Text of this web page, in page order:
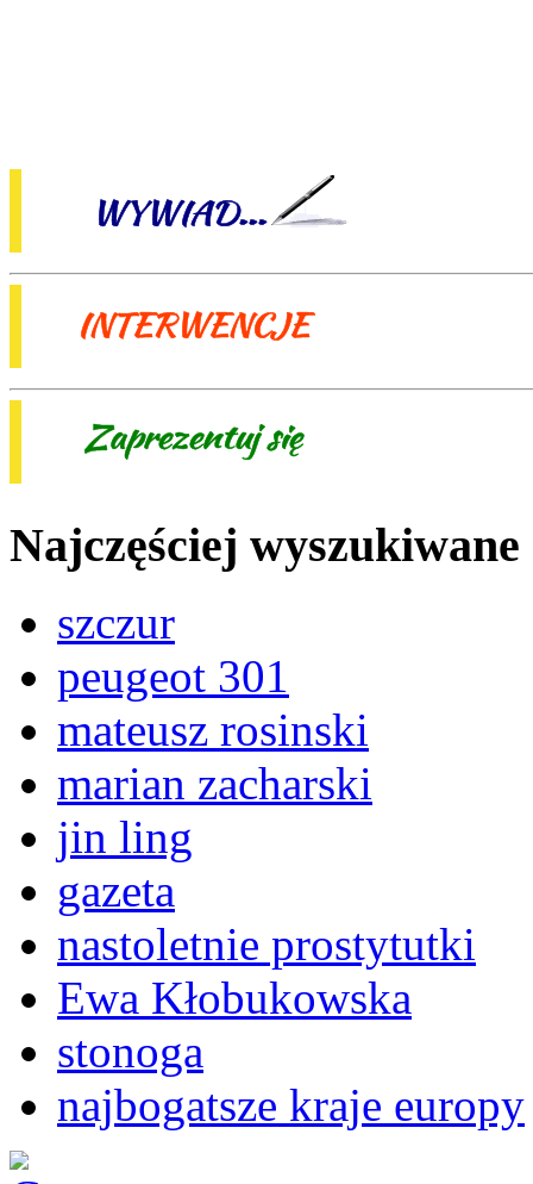
Najczęściej wyszukiwane
szczur
peugeot 301
mateusz rosinski
marian zacharski
jin ling
gazeta
nastoletnie prostytutki
Ewa Kłobukowska
stonoga
najbogatsze kraje europy